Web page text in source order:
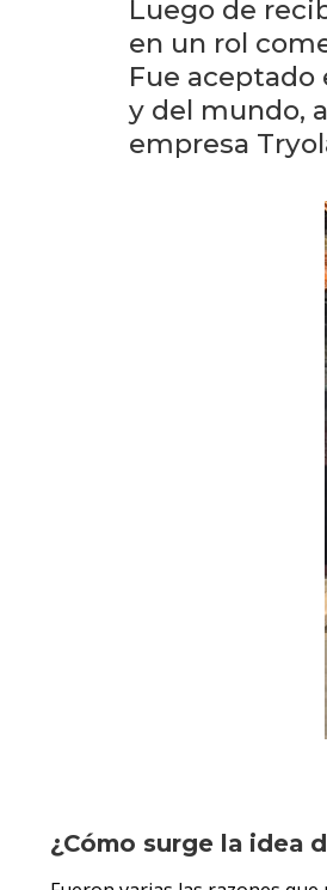
Luego de
en un rol
Fue aceptado
y del mundo,
empresa
¿Cómo surge la idea